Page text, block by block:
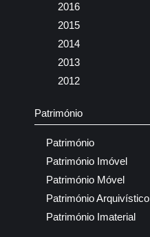
2016
2015
2014
2013
2012
Património
Património
Património Imóvel
Património Móvel
Património Arquivístico
Património Imaterial